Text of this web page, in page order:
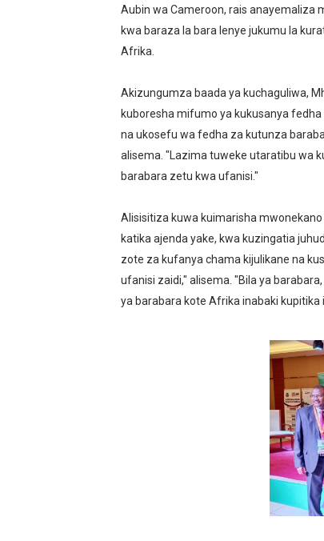
MWANRI
MHE. CHANDE
NAIBU WAZIRI
WANAFUNZI WA
Aubin wa Cameroon, rais anayemaliza
kwa baraza la bara lenye jukumu la
Afrika.
Akizungumza baada ya kuchaguliwa,
kuboresha mifumo ya kukusanya
na ukosefu wa fedha za kutunza
alisema. "Lazima tuweke utaratibu wa
barabara zetu kwa ufanisi."
Alisisitiza kuwa kuimarisha
katika ajenda yake, kwa kuzingatia
zote za kufanya chama kijulikane na
ufanisi zaidi," alisema. "Bila ya
ya barabara kote Afrika inabaki